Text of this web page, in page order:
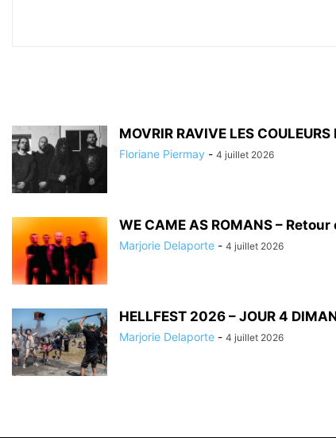
MOVRIR RAVIVE LES
Floriane Piermay - 4 juillet 2026
WE CAME AS ROMANS –
Marjorie Delaporte - 4 juillet 2026
HELLFEST 2026 – JOUR 4
Marjorie Delaporte - 4 juillet 2026